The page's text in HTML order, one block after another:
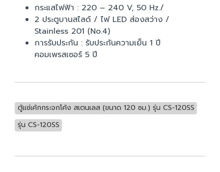
กระแสไฟฟ้า : 220 – 240 V, 50 Hz./
2 ประตูบานสไลด์ / ไฟ LED ส่องสว่าง /
Stainless 201 (No.4)
การรับประกัน : รับประกันความเย็น 1 ปี
คอมเพรสเซอร์ 5 ปี
ตู้แช่เค้กกระจกโค้ง สเตนเลส (ขนาด 120 ซม.) รุ่น CS-120SS
รุ่น CS-120SS